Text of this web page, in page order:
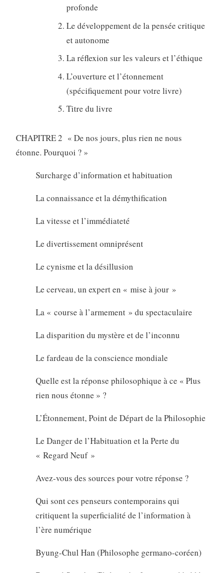
profonde
Le développement de la pensée critique
et autonome
La réflexion sur les valeurs et l’éthique
L’ouverture et l’étonnement
(spécifiquement pour votre livre)
Titre du livre
CHAPITRE 2 « De nos jours, plus rien ne nous
étonne. Pourquoi ? »
Surcharge d’information et habituation
La connaissance et la démythification
La vitesse et l’immédiateté
Le divertissement omniprésent
Le cynisme et la désillusion
Le cerveau, un expert en « mise à jour »
La « course à l’armement » du spectaculaire
La disparition du mystère et de l’inconnu
Le fardeau de la conscience mondiale
Quelle est la réponse philosophique à ce « Plus
rien nous étonne » ?
L’Étonnement, Point de Départ de la Philosophie
Le Danger de l’Habituation et la Perte du
« Regard Neuf »
Avez-vous des sources pour votre réponse ?
Qui sont ces penseurs contemporains qui
critiquent la superficialité de l’information à
l’ère numérique
Byung-Chul Han (Philosophe germano-coréen)